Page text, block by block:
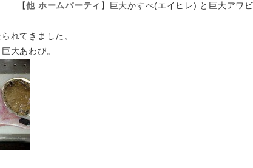
【他 ホームパーティ 】 巨大かすべ(エイヒレ) と巨大アワ
れてきました。
大あわび。